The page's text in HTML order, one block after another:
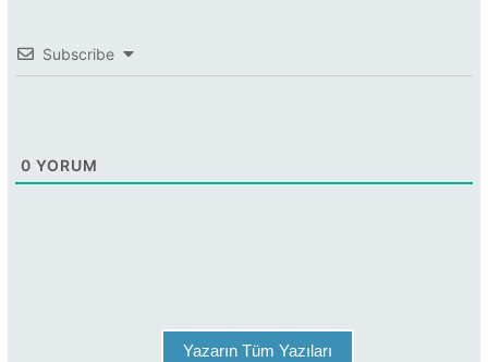
Subscribe
0 YORUM
Yazarın Tüm Yazıları